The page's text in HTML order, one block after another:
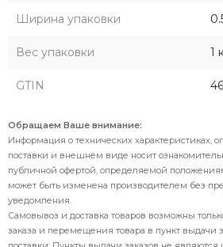
Ширина упаковки
Вес упаковки 1
GTIN
Обращаем Ваше внимание:
Информация о технических характеристиках,
поставки и внешнем виде носит
публичной офертой, определяемой
может быть изменена производителем без
уведомления.
Самовывоз и доставка товаров возможны
заказа и перемещения товара в пункт выдачи